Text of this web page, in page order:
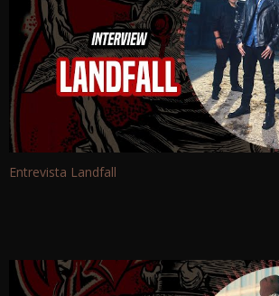
Entrevista Landfall